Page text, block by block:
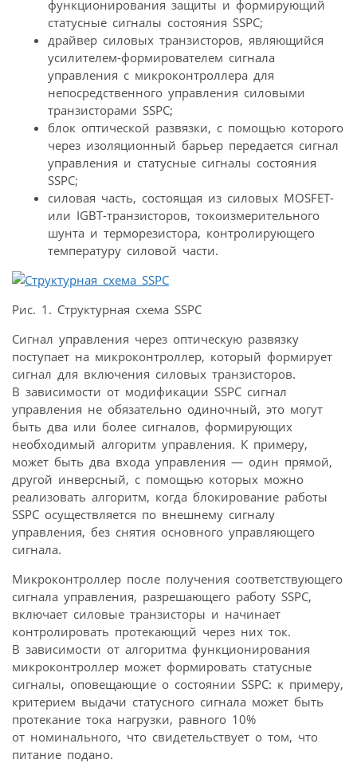
функционирования защиты и формирующий
статусные сигналы состояния SSPC;
драйвер силовых транзисторов, являющийся
усилителем-формирователем сигнала
управления с микроконтроллера для
непосредственного управления силовыми
транзисторами SSPC;
блок оптической развязки, с помощью которого
через изоляционный барьер передается сигнал
управления и статусные сигналы состояния
SSPC;
силовая часть, состоящая из силовых MOSFET-
или IGBT-транзисторов, токоизмерительного
шунта и терморезистора, контролирующего
температуру силовой части.
Рис. 1. Структурная схема SSPC
Сигнал управления через оптическую развязку
поступает на микроконтроллер, который формирует
сигнал для включения силовых транзисторов.
В зависимости от модификации SSPC сигнал
управления не обязательно одиночный, это могут
быть два или более сигналов, формирующих
необходимый алгоритм управления. К примеру,
может быть два входа управления — один прямой,
другой инверсный, с помощью которых можно
реализовать алгоритм, когда блокирование работы
SSPC осуществляется по внешнему сигналу
управления, без снятия основного управляющего
сигнала.
Микроконтроллер после получения соответствующего
сигнала управления, разрешающего работу SSPC,
включает силовые транзисторы и начинает
контролировать протекающий через них ток.
В зависимости от алгоритма функционирования
микроконтроллер может формировать статусные
сигналы, оповещающие о состоянии SSPC: к примеру,
критерием выдачи статусного сигнала может быть
протекание тока нагрузки, равного 10%
от номинального, что свидетельствует о том, что
питание подано.